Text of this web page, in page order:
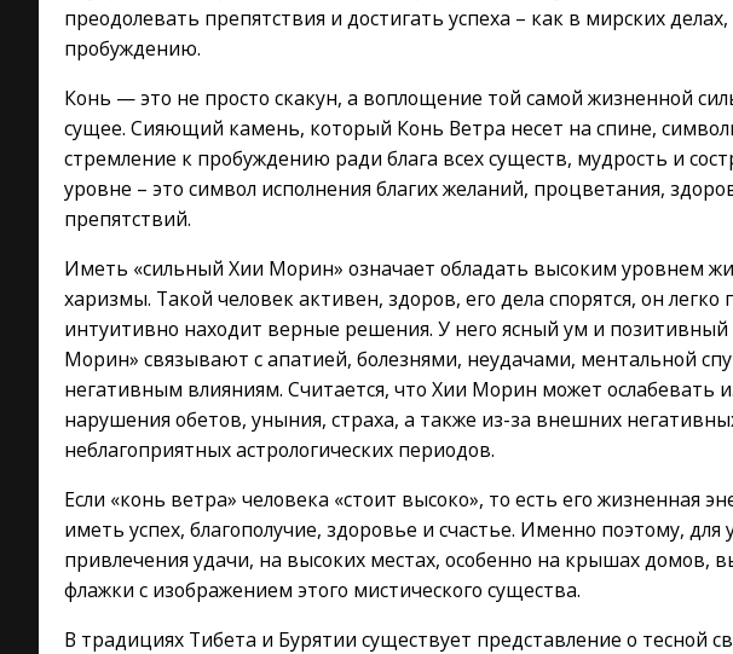
преодолевать препятствия и достигать успеха – как в мирских
пробуждению.
Конь — это не просто скакун, а воплощение той самой жизненной
сущее. Сияющий камень, который Конь Ветра несет на спине,
стремление к пробуждению ради блага всех существ, мудрость и
уровне – это символ исполнения благих желаний, процветания,
препятствий.
Иметь «сильный Хии Морин» означает обладать высоким уровнем
харизмы. Такой человек активен, здоров, его дела спорятся, он легко
интуитивно находит верные решения. У него ясный ум и
Морин» связывают с апатией, болезнями, неудачами, ментальной
негативным влияниям. Считается, что Хии Морин может ослабевать
нарушения обетов, уныния, страха, а также из-за внешних
неблагоприятных астрологических периодов.
Если «конь ветра» человека «стоит высоко», то есть его жизненная
иметь успех, благополучие, здоровье и счастье. Именно поэтому, для
привлечения удачи, на высоких местах, особенно на крышах домов,
флажки с изображением этого мистического существа.
В традициях Тибета и Бурятии существует представление о тесной